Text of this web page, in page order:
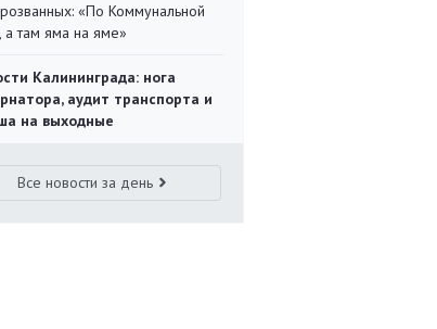
«По Коммунальной
а там яма на яме»
Калининграда: нога
аудит транспорта и
на выходные
Все новости за день